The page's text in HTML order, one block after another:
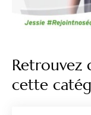
Retrouvez
cette